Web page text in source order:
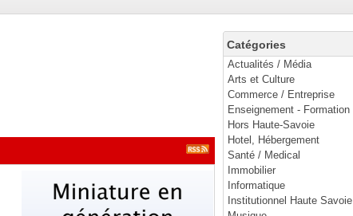
Catégories
Actualités / Média
Arts et Culture
Commerce / Entreprise
Enseignement - Formation
Hors Haute-Savoie
Hotel, Hébergement
Santé / Medical
Immobilier
Informatique
Institutionnel Haute Savoie